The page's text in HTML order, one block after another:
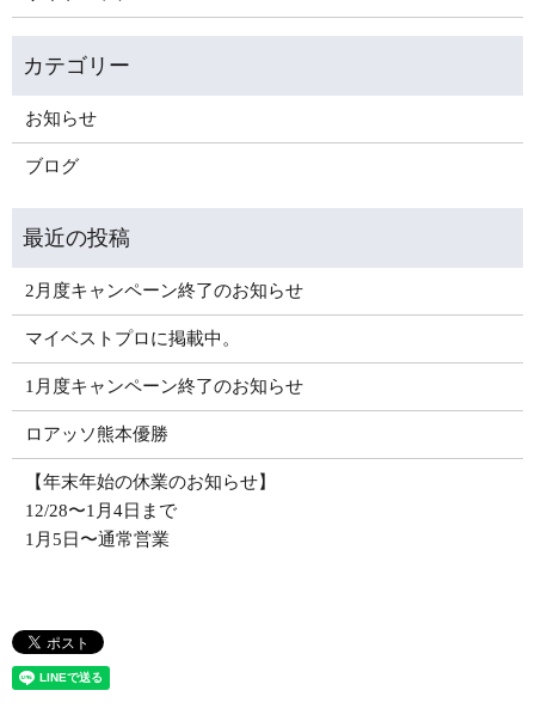
お知らせ
ブログ
2月度キャンペーン終了のお知らせ
マイベストプロに掲載中。
1月度キャンペーン終了のお知らせ
ロアッソ熊本優勝
【年末年始の休業のお知らせ】
12/28〜1月4日まで
1月5日〜通常営業